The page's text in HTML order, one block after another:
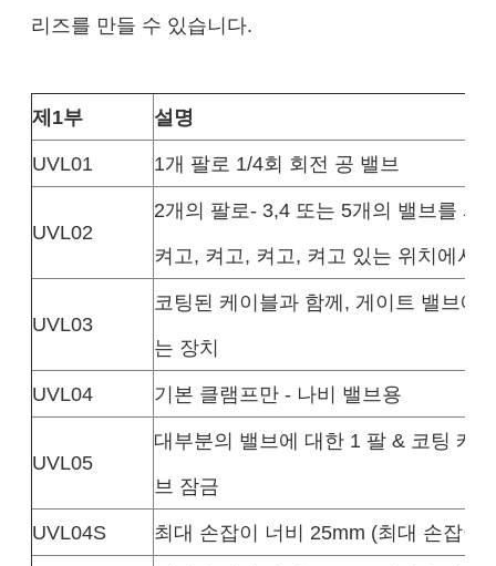
리즈를 만들 수 있습니다.
제1부
설명
UVL01
1개 팔로 1/4회 회전 공 밸브
UVL02
2개의 팔로- 3,4 또는 5개의 밸브를 사
켜고, 켜고, 켜고, 켜고 있는 위치에서
UVL03
코팅된 케이블과 함께, 게이트 밸브에
는 장치
UVL04
기본 클램프만 - 나비 밸브용
UVL05
대부분의 밸브에 대한 1 팔 & 코팅 케
브 잠금
UVL04S
최대 손잡이 너비 25mm (최대 손잡이